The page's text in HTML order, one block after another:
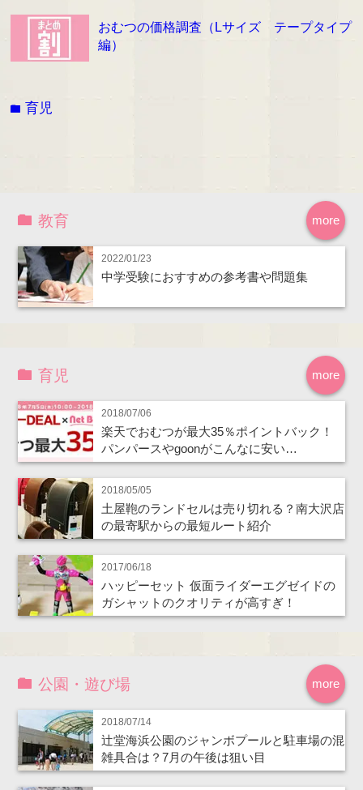
おむつの価格調査（Lサイズ テープタイプ
編）
folder 育児
more
教育
2022/01/23
中学受験におすすめの参考書や問題集
more
育児
2018/07/06
楽天でおむつが最大35％ポイントバック！
パンパースやgoonがこんなに安い…
2018/05/05
土屋鞄のランドセルは売り切れる？南大沢店
の最寄駅からの最短ルート紹介
2017/06/18
ハッピーセット 仮面ライダーエグゼイドの
ガシャットのクオリティが高すぎ！
more
公園・遊び場
2018/07/14
辻堂海浜公園のジャンボプールと駐車場の混
雑具合は？7月の午後は狙い目